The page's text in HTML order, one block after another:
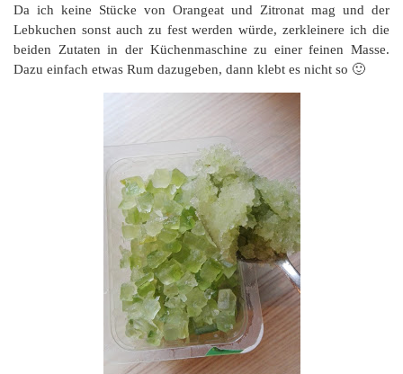
Da ich keine Stücke von Orangeat und Zitronat mag und der
Lebkuchen sonst auch zu fest werden würde, zerkleinere ich die
beiden Zutaten in der Küchenmaschine zu einer feinen Masse.
Dazu einfach etwas Rum dazugeben, dann klebt es nicht so 🙂